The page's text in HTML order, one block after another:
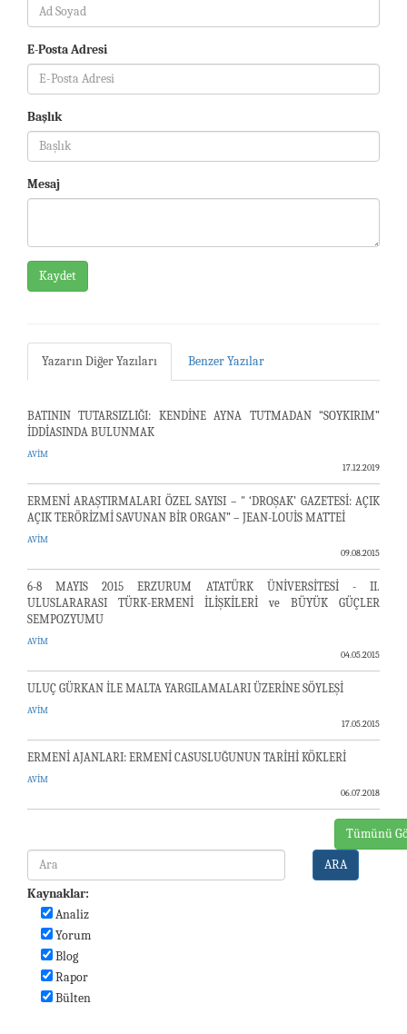
E-Posta Adresi
Başlık
Mesaj
Kaydet
Yazarın Diğer Yazıları Benzer Yazılar
BATININ TUTARSIZLIĞI: KENDİNE AYNA TUTMADAN “SOYKIRIM”
İDDİASINDA BULUNMAK
AVİM
17.12.2019
ERMENİ ARAŞTIRMALARI ÖZEL SAYISI – " ‘DROŞAK’ GAZETESİ: AÇIK
AÇIK TERÖRİZMİ SAVUNAN BİR ORGAN” – JEAN-LOUİS MATTEİ
AVİM
09.08.2015
6-8 MAYIS 2015 ERZURUM ATATÜRK ÜNİVERSİTESİ - II.
ULUSLARARASI TÜRK-ERMENİ İLİŞKİLERİ ve BÜYÜK GÜÇLER
SEMPOZYUMU
AVİM
04.05.2015
ULUÇ GÜRKAN İLE MALTA YARGILAMALARI ÜZERİNE SÖYLEŞİ
AVİM
17.05.2015
ERMENİ AJANLARI: ERMENİ CASUSLUĞUNUN TARİHİ KÖKLERİ
AVİM
06.07.2018
Tümünü
ARA
Kaynaklar:
Analiz
Yorum
Blog
Rapor
Bülten